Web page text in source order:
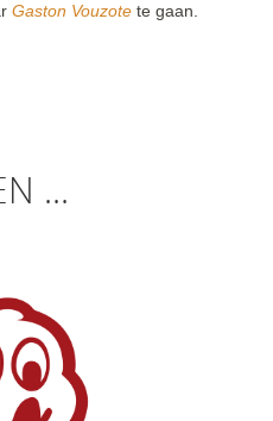
Gaston Vouzote te gaan.
...